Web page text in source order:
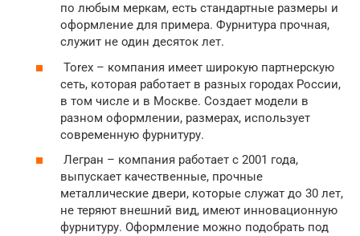
по любым меркам, есть стандартные размеры и
оформление для примера. Фурнитура прочная,
служит не один десяток лет.
Torex – компания имеет широкую партнерскую
сеть, которая работает в разных городах России,
в том числе и в Москве. Создает модели в
разном оформлении, размерах, использует
современную фурнитуру.
Легран – компания работает с 2001 года,
выпускает качественные, прочные
металлические двери, которые служат до 30 лет,
не теряют внешний вид, имеют инновационную
фурнитуру. Оформление можно подобрать под